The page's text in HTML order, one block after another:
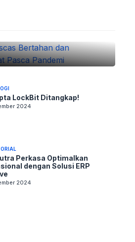
Oscas: Bertahan dan
Pesat Pasca Pandemi
LockBit Ditangkap!
2024
Perkasa Optimalkan
dengan Solusi ERP
2024